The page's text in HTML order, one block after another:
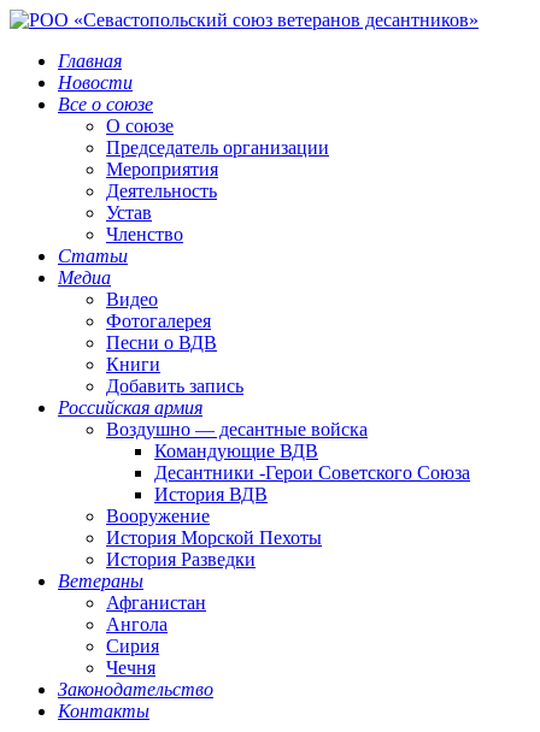
Главная
Новости
Все о союзе
О союзе
Председатель организации
Мероприятия
Деятельность
Устав
Членство
Статьи
Медиа
Видео
Фотогалерея
Песни о ВДВ
Книги
Добавить запись
Российская армия
Воздушно — десантные войска
Командующие ВДВ
Десантники -Герои Советского Союза
История ВДВ
Вооружение
История Морской Пехоты
История Разведки
Ветераны
Афганистан
Ангола
Сирия
Чечня
Законодательство
Контакты